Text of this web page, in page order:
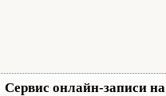
Сервис онлайн-записи